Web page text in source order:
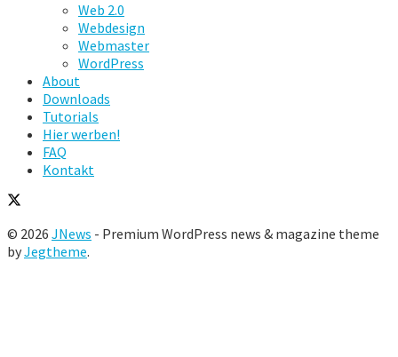
Web 2.0
Webdesign
Webmaster
WordPress
About
Downloads
Tutorials
Hier werben!
FAQ
Kontakt
© 2026 JNews - Premium WordPress news & magazine theme
byJegtheme.